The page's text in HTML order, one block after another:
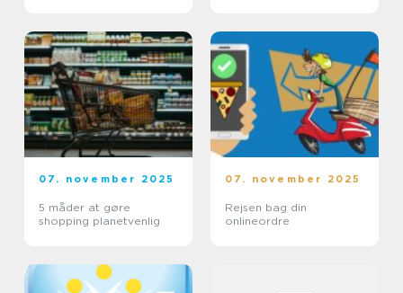
07. november 2025
5 måder at gøre
shopping planetvenlig
07. november 2025
Rejsen bag din
onlineordre